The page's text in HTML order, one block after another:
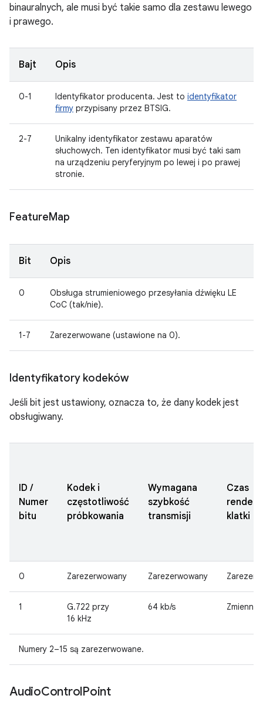
binauralnych, ale musi być takie samo dla zestawu lewego
i prawego.
Bajt Opis
0-1 Identyfikator producenta. Jest to identyfikator
firmy przypisany przez BTSIG.
2-7
Unikalny identyfikator zestawu aparatów
słuchowych. Ten identyfikator musi być taki sam
na urządzeniu peryferyjnym po lewej i po prawej
stronie.
FeatureMap
Bit Opis
0
Obsługa strumieniowego przesyłania dźwięku LE
CoC (tak/nie).
1-7 Zarezerwowane (ustawione na 0).
Identyfikatory kodeków
Jeśli bit jest ustawiony, oznacza to, że dany kodek jest
obsługiwany.
ID /
Numer
bitu
Kodek i
częstotliwość
próbkowania
Wymagana
szybkość
transmisji
Czas
klatki
0 Zarezerwowany Zarezerwowany
1
G.722 przy
16 kHz
64 kb/s Zmienna
Numery 2–15 są zarezerwowane.
AudioControlPoint